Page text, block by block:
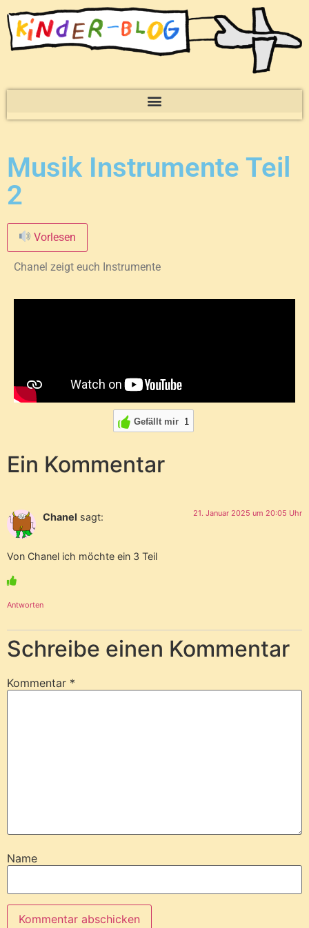
Musik Instrumente Teil
2
Vorlesen
Chanel zeigt euch Instrumente
Gefällt mir 1
Ein Kommentar
Chanel sagt: 21. Januar 2025 um 20:05 Uhr
Von Chanel ich möchte ein 3 Teil
Antworten
Schreibe einen Kommentar
Kommentar *
Name